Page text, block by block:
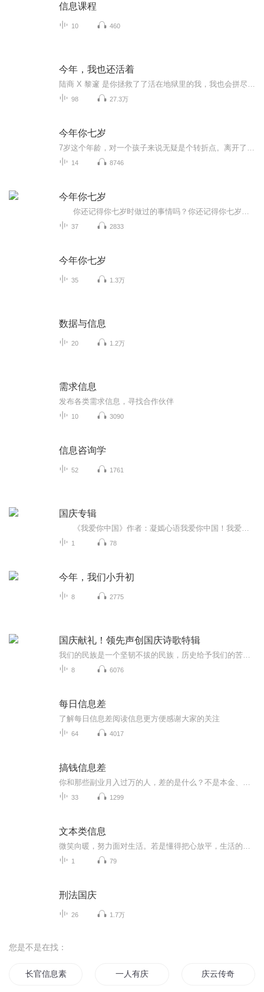
信息课程
10 460
今年，我也还活着
98 27.3万
今年你七岁
14 8746
今年你七岁
37 2833
今年你七岁
35 1.3万
数据与信息
20 1.2万
需求信息
发布各类需求信息，寻找合作伙伴
10 3090
信息咨询学
52 1761
国庆专辑
1 78
今年，我们小升初
8 2775
国庆献礼！领先声创国庆诗歌特辑
8 6076
每日信息差
了解每日信息差阅读信息更方便感谢大家的关注
64 4017
搞钱信息差
33 1299
文本类信息
1 79
刑法国庆
26 1.7万
您是不是在找：
长官信息素要吗 一人有庆 庆云传奇